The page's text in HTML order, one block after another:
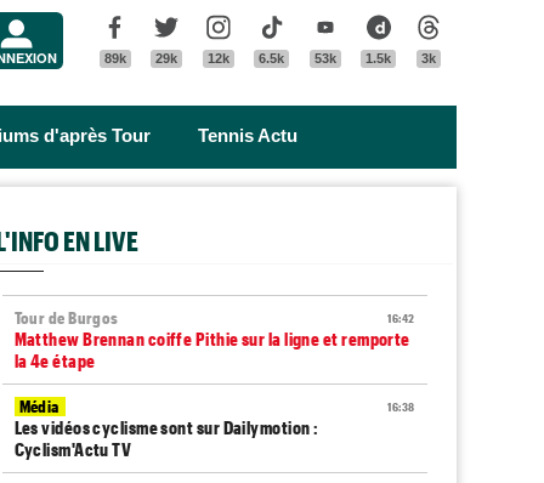
Facebook
89k
Twitter
29k
Instagram
12k
Tik Tok
6.5k
Youtube
53k
Dailymotion
1.5k 3k
d'après Tour Tennis Actu
EN LIVE
16:42
Tour de Burgos
Matthew Brennan coiffe Pithie sur la ligne et remporte
la 4e étape
16:38
Média
Les vidéos cyclisme sont sur Dailymotion :
Cyclism'Actu TV